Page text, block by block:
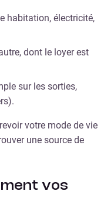
habitation, électricité,
dont le loyer est
sur les sorties,
votre mode de vie
une source de
vos